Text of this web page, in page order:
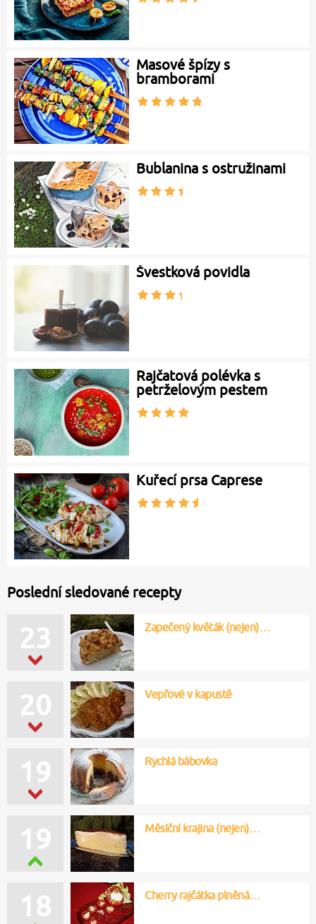
Masové špízy s
bramborami
Bublanina s ostružinami
Švestková povidla
Rajčatová polévka s
petrželovým pestem
Kuřecí prsa Caprese
Poslední sledované recepty
23 Zapečený květák (nejen)…
20 Vepřové v kapustě
19 Rychlá bábovka
19 Měsíční krajina (nejen)…
18 Cherry rajčátka plněná…